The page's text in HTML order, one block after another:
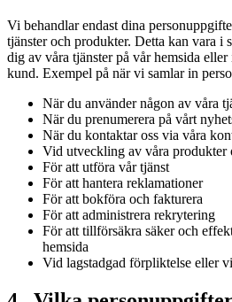
Vi behandlar endast dina
tjänster och produkter. Detta kan vara i
dig av våra tjänster på vår hemsida
kund. Exempel på när vi samlar in
När du använder någon av våra
När du prenumerera på vårt
När du kontaktar oss via våra
Vid utveckling av våra produkter
För att utföra vår tjänst
För att hantera reklamationer
För att bokföra och fakturera
För att administrera rekrytering
För att tillförsäkra säker och
hemsida
Vid lagstadgad förpliktelse eller